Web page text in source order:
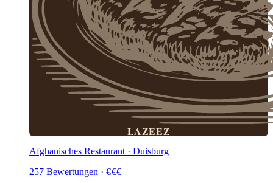
LAZEEZ
Afghanisches Restaurant · Duisburg
257 Bewertungen · €€€